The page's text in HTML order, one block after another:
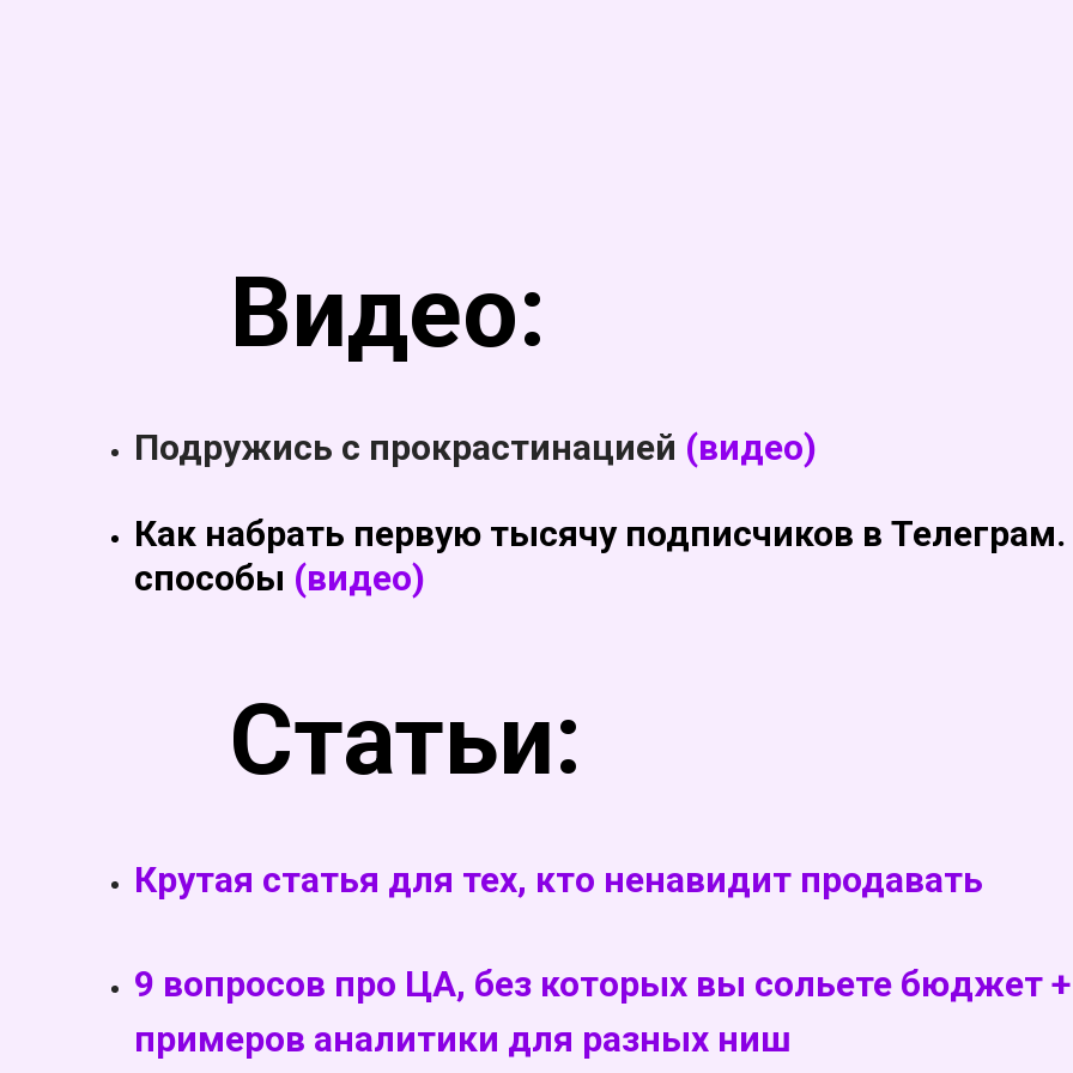
Видео:
Подружись с прокрастинацией (видео)
Как набрать первую тысячу подписчиков в
способы (видео)
Статьи:
Крутая статья для тех, кто ненавидит продавать
9 вопросов про ЦА, без которых вы сольете бюджет
примеров аналитики для разных ниш